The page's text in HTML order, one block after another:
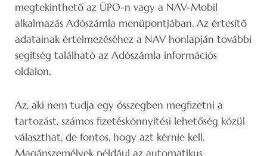
megtekinthető az ÜPO-n vagy a NAV-Mobil
alkalmazás Adószámla menüpontjában. Az értesítő
adatainak értelmezéséhez a NAV honlapján további
segítség található az Adószámla információs
oldalon.
Az, aki nem tudja egy összegben megfizetni a
tartozást, számos fizetéskönnyítési lehetőség közül
választhat, de fontos, hogy azt kérnie kell.
Magánszemélyek például az automatikus